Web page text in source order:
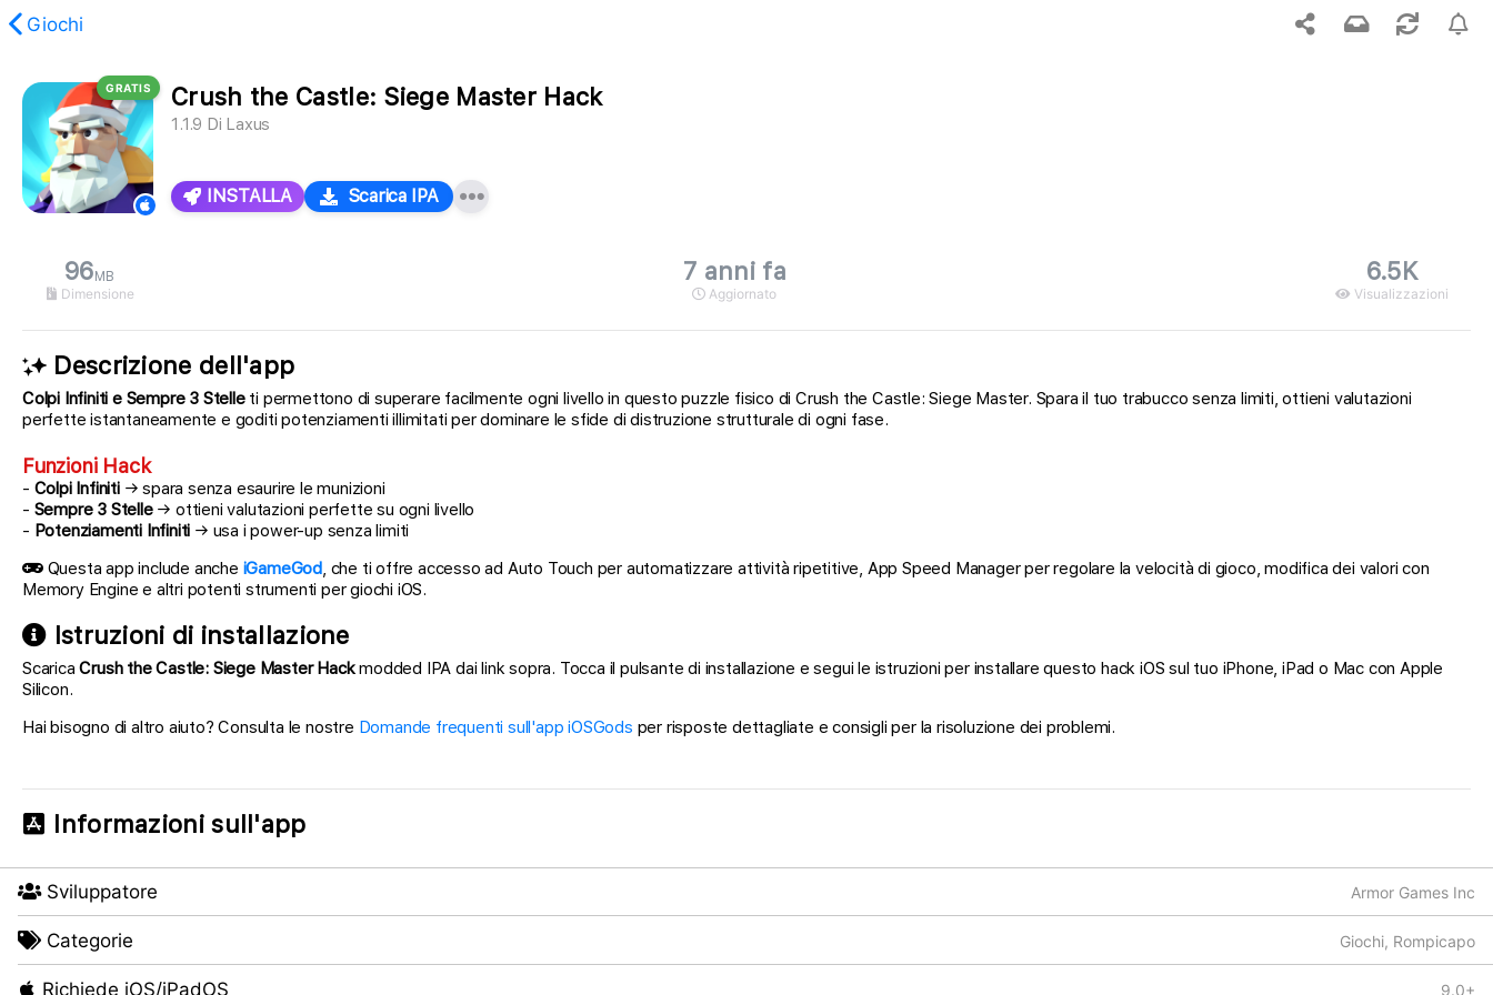
Giochi
trovato.
GRATIS Crush the Castle: Siege Master Hack
1.1.9 Di Laxus
INSTALLA Scarica IPA
96 MB
Dimensione
7 anni fa
Aggiornato
6.5K
Visualizzazioni
Descrizione dell'app
Colpi Infiniti e Sempre 3 Stelleti permettono di superare facilmente ogni livello in questo puzzle fisico di Crush the Castle: Siege Master. Spara il tuo trabucco senza limiti, ottieni valutazioni
perfette istantaneamente e goditi potenziamenti illimitati per dominare le sfide di distruzione strutturale di ogni fase.
Funzioni Hack
- Colpi Infiniti→ spara senza esaurire le munizioni
- Sempre 3 Stelle→ ottieni valutazioni perfette su ogni livello
- Potenziamenti Infiniti → usa i power-up senza limiti
Questa app include anche iGameGod, che ti offre accesso ad Auto Touch per automatizzare attività ripetitive, App Speed Manager per regolare la velocità di gioco, modifica dei valori con
Memory Engine e altri potenti strumenti per giochi iOS.
Istruzioni di installazione
ScaricaCrush the Castle: Siege Master Hackmodded IPA dai link sopra. Tocca il pulsante di installazione e segui le istruzioni per installare questo hack iOS sul tuo iPhone, iPad o Mac con Apple
Silicon.
Hai bisogno di altro aiuto? Consulta le nostre Domande frequenti sull'app iOSGods per risposte dettagliate e consigli per la risoluzione dei problemi.
Informazioni sull'app
Sviluppatore Armor Games Inc
Categorie Giochi, Rompicapo
Richiede iOS/iPadOS 9.0+